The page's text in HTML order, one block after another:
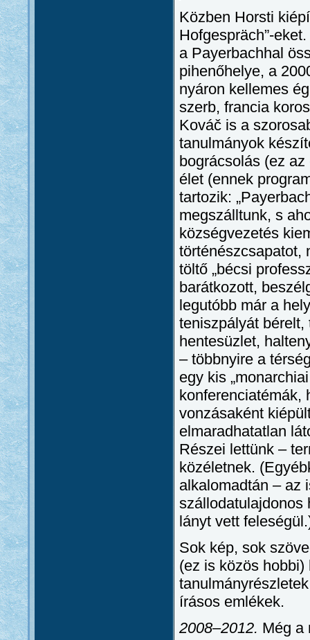
Közben Horsti
Hofgespräch”-
a Payerbachhal
pihenőhelye, a
nyáron kellemes
szerb, francia
Kováč is a
tanulmányok
bográcsolás (ez
élet (ennek
tartozik:
megszálltunk, s
községvezetés
történészcsapatot,
töltő „bécsi
barátkozott,
legutóbb már a
teniszpályát
hentesüzlet,
– többnyire a
egy kis
konferenciatémák,
vonzásaként
elmaradhatatlan
Részei lettünk –
közéletnek.
alkalomadtán – az
szállodatulajdonos
lányt vett
Sok kép, sok
(ez is közös
írásos emlékek.
2008–2012. Még a